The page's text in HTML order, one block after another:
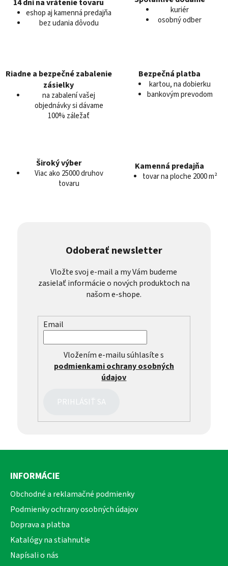
14 dní na vrátenie tovaru
eshop aj kamenná predajňa
bez udania dôvodu
kuriér
osobný odber
Riadne a bezpečné zabalenie
zásielky
na zabalení vašej
objednávky si dávame
100% záležať
Bezpečná platba
kartou, na dobierku
bankovým prevodom
Široký výber
Viac ako 25000 druhov
tovaru
Kamenná predajňa
tovar na ploche 2000 m²
Odoberať newsletter
Vložte svoj e-mail a my Vám budeme
zasielať informácie o nových produktoch na
našom e-shope.
Email
Vložením e-mailu súhlasíte s
podmienkami ochrany osobných
údajov
PRIHLÁSIŤ SA
Z
INFORMÁCIE
Obchodné a reklamačné podmienky
Podmienky ochrany osobných údajov
Doprava a platba
Katalógy na stiahnutie
Napísali o nás